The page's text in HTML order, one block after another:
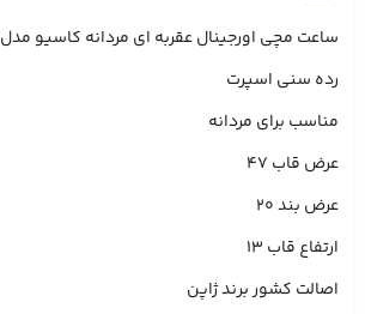
ساعت مچی اورجینال عقربه ای مردانه کاسیو مدل HDC-700-9AVDF
رده سنی اسپرت
مناسب برای مردانه
عرض قاب 47
عرض بند 20
ارتفاع قاب 13
اصالت کشور برند ژاپن